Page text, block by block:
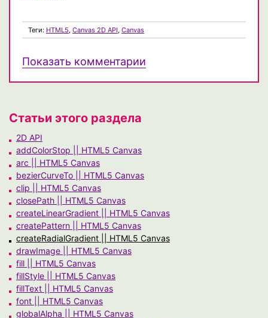
Теги: HTML5, Canvas 2D API, Canvas
Показать комментарии
Статьи этого раздела
2D API
addColorStop || HTML5 Canvas
arc || HTML5 Canvas
bezierCurveTo || HTML5 Canvas
clip || HTML5 Canvas
closePath || HTML5 Canvas
createLinearGradient || HTML5 Canvas
createPattern || HTML5 Canvas
createRadialGradient || HTML5 Canvas
drawImage || HTML5 Canvas
fill || HTML5 Canvas
fillStyle || HTML5 Canvas
fillText || HTML5 Canvas
font || HTML5 Canvas
globalAlpha || HTML5 Canvas